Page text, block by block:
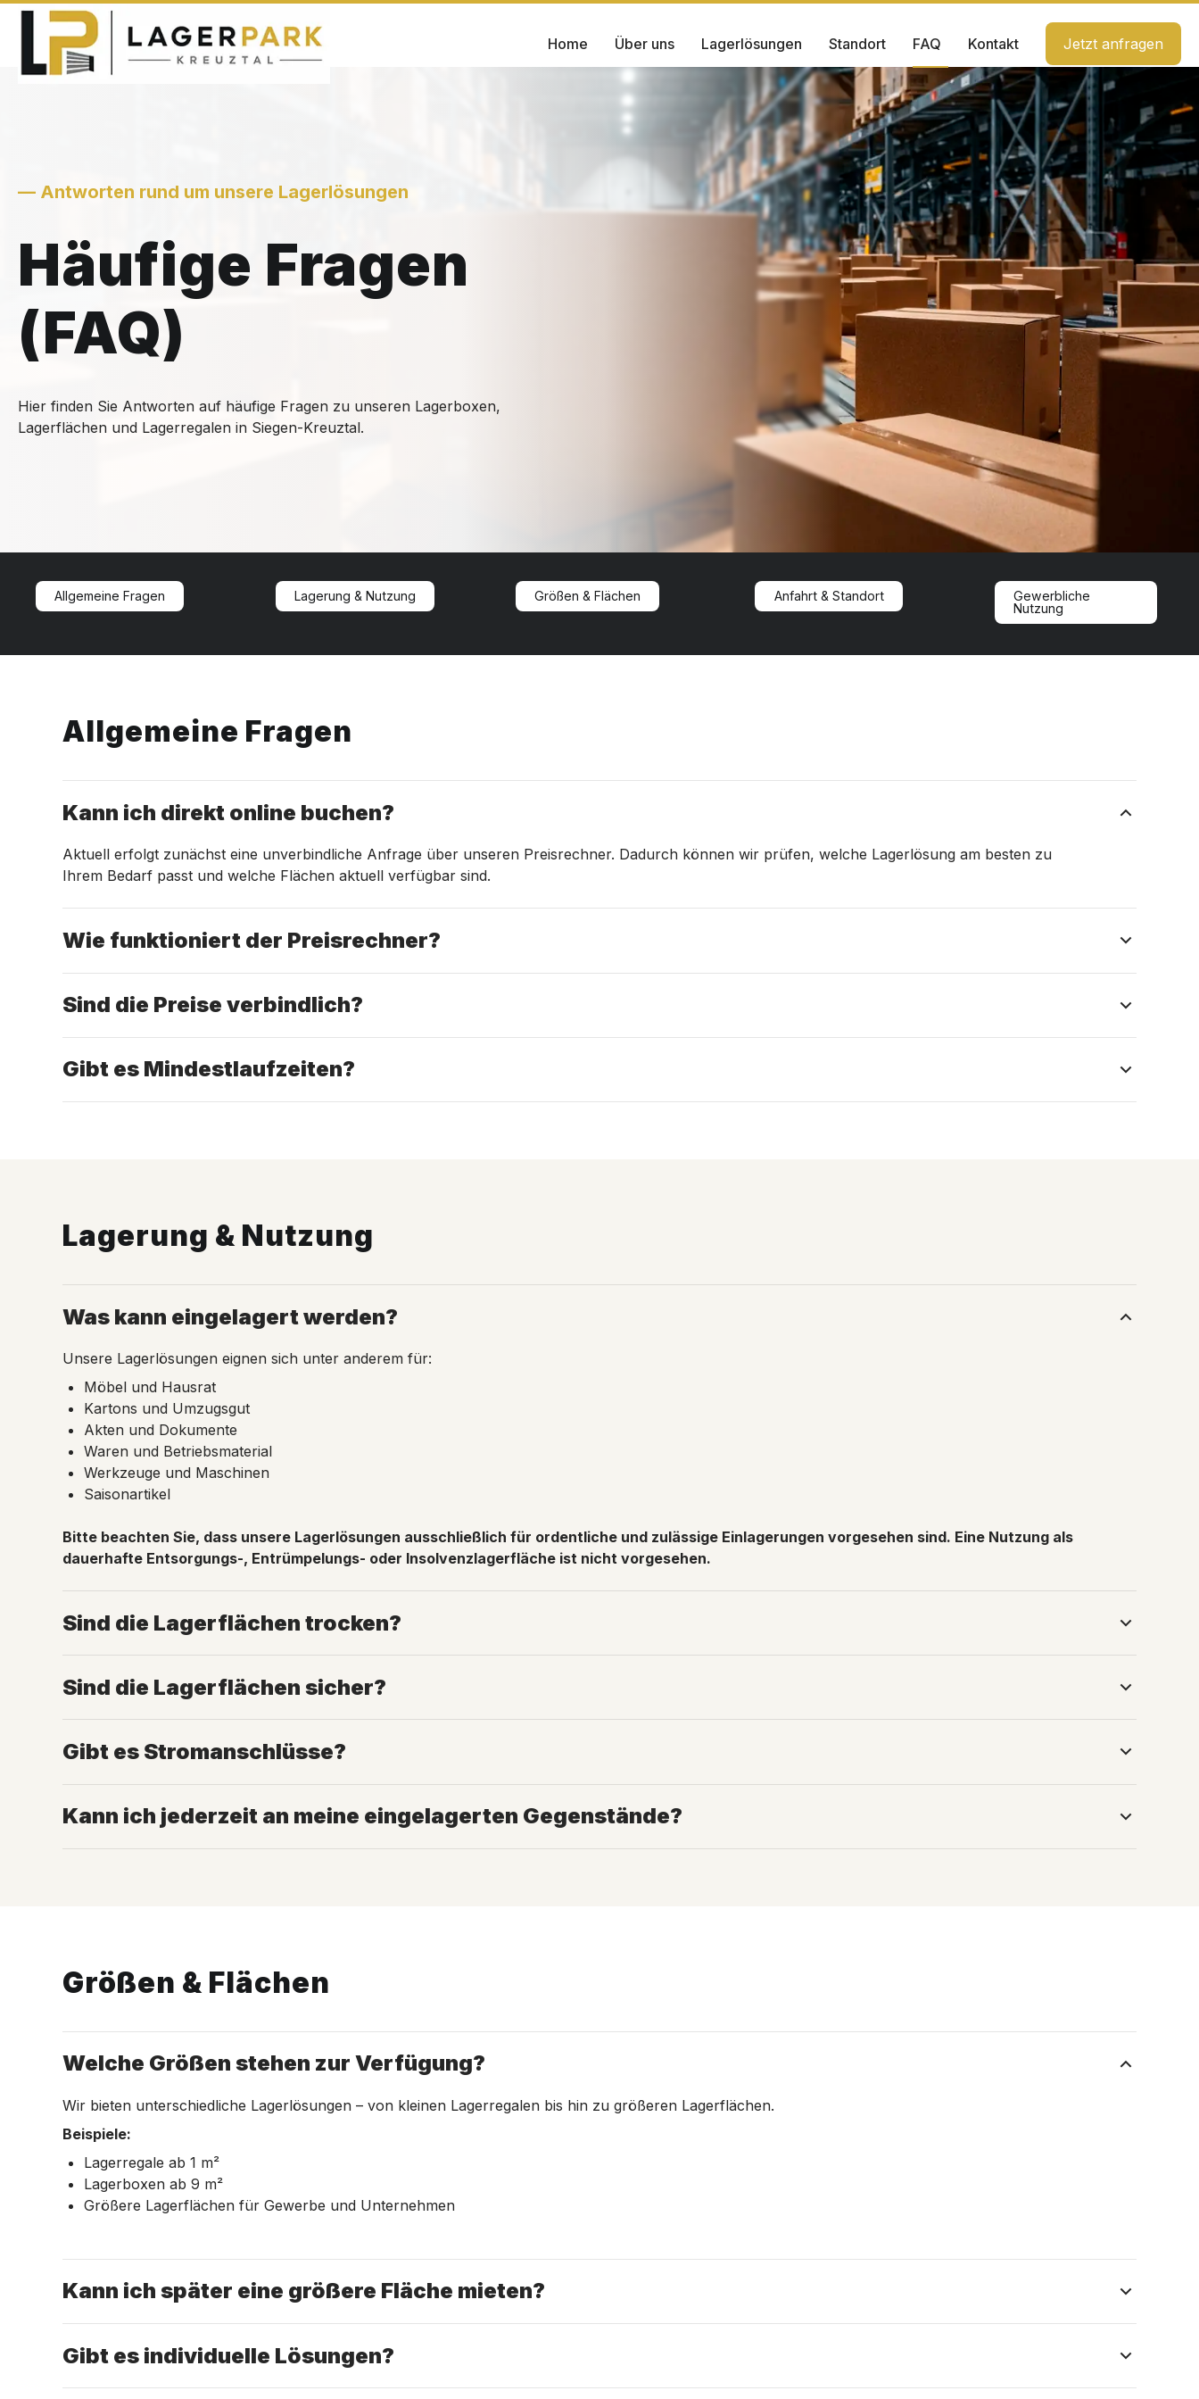
Skip
Home Über uns Lagerlösungen Standort FAQ Kontakt Jetzt anfragen
— Antworten rund um unsere Lagerlösungen
Häufige Fragen
(FAQ)
Hier finden Sie Antworten auf häufige Fragen zu unseren Lagerboxen,
Lagerflächen und Lagerregalen in Siegen-Kreuztal.
Allgemeine Fragen Lagerung & Nutzung Größen & Flächen Anfahrt & Standort
Gewerbliche
Nutzung
Allgemeine Fragen
Kann ich direkt online buchen?
Aktuell erfolgt zunächst eine unverbindliche Anfrage über unseren Preisrechner. Dadurch können wir prüfen, welche Lagerlösung am besten zu
Ihrem Bedarf passt und welche Flächen aktuell verfügbar sind.
Wie funktioniert der Preisrechner?
Sind die Preise verbindlich?
Gibt es Mindestlaufzeiten?
Lagerung & Nutzung
Was kann eingelagert werden?
Unsere Lagerlösungen eignen sich unter anderem für:
Möbel und Hausrat
Kartons und Umzugsgut
Akten und Dokumente
Waren und Betriebsmaterial
Werkzeuge und Maschinen
Saisonartikel
Bitte beachten Sie, dass unsere Lagerlösungen ausschließlich für ordentliche und zulässige Einlagerungen vorgesehen sind. Eine Nutzung als
dauerhafte Entsorgungs-, Entrümpelungs- oder Insolvenzlagerfläche ist nicht vorgesehen.
Sind die Lagerflächen trocken?
Sind die Lagerflächen sicher?
Gibt es Stromanschlüsse?
Kann ich jederzeit an meine eingelagerten Gegenstände?
Größen & Flächen
Welche Größen stehen zur Verfügung?
Wir bieten unterschiedliche Lagerlösungen – von kleinen Lagerregalen bis hin zu größeren Lagerflächen.
Beispiele:
Lagerregale ab 1 m²
Lagerboxen ab 9 m²
Größere Lagerflächen für Gewerbe und Unternehmen
Kann ich später eine größere Fläche mieten?
Gibt es individuelle Lösungen?